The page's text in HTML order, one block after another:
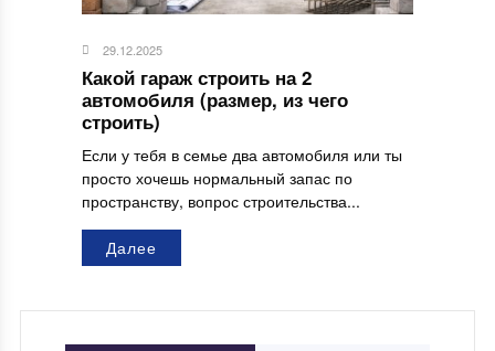
29.12.2025
Какой гараж строить на 2
автомобиля (размер, из чего
строить)
Если у тебя в семье два автомобиля или ты
просто хочешь нормальный запас по
пространству, вопрос строительства...
Далее